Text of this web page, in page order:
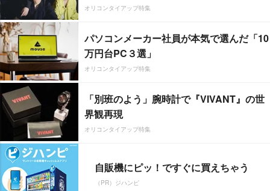
オリコンタイアップ特集
パソコンメーカー社員が本気で選んだ「10
万円台PC３選」
オリコンタイアップ特集
「別班のよう」腕時計で『VIVANT』の世
界観再現
オリコンタイアップ特集
自販機にピッ！ですぐに買えちゃう
（PR）ジハンピ